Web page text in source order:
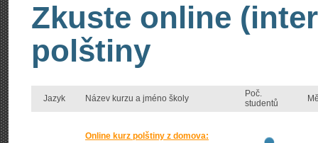
Zkuste online
polštiny
Jazyk Název kurzu a jméno školy
Poč.
studentů
Online kurz polštiny z domova: